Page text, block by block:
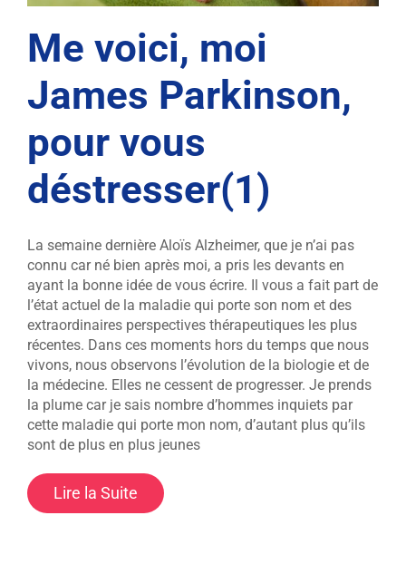
Me voici, moi
James Parkinson,
pour vous
déstresser(1)
La semaine dernière Aloïs Alzheimer, que je n’ai pas
connu car né bien après moi, a pris les devants en
ayant la bonne idée de vous écrire. Il vous a fait part de
l’état actuel de la maladie qui porte son nom et des
extraordinaires perspectives thérapeutiques les plus
récentes. Dans ces moments hors du temps que nous
vivons, nous observons l’évolution de la biologie et de
la médecine. Elles ne cessent de progresser. Je prends
la plume car je sais nombre d’hommes inquiets par
cette maladie qui porte mon nom, d’autant plus qu’ils
sont de plus en plus jeunes
Lire la Suite